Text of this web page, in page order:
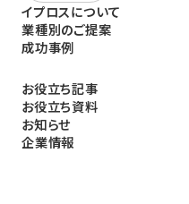
イプロスについて
業種別のご提案
成功事例
お役立ち記事
お役立ち資料
お知らせ
企業情報